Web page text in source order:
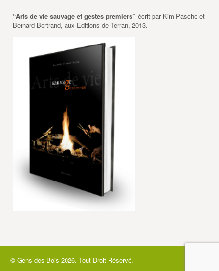
“Arts de vie sauvage et gestes premiers” écrit par Kim Pasche et
Bernard Bertrand, aux Editions de Terran, 2013.
© Gens des Bois2026. Tout Droit Réservé.